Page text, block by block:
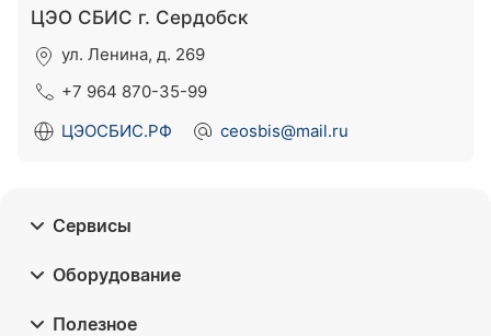
ЦЭО СБИС г. Сердобск
ул. Ленина, д. 269
+7 964 870-35-99
ЦЭОСБИС.РФ
ceosbis@mail.ru
Сервисы
Оборудование
Полезное